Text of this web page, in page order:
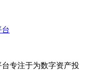
专注于为数字资产投